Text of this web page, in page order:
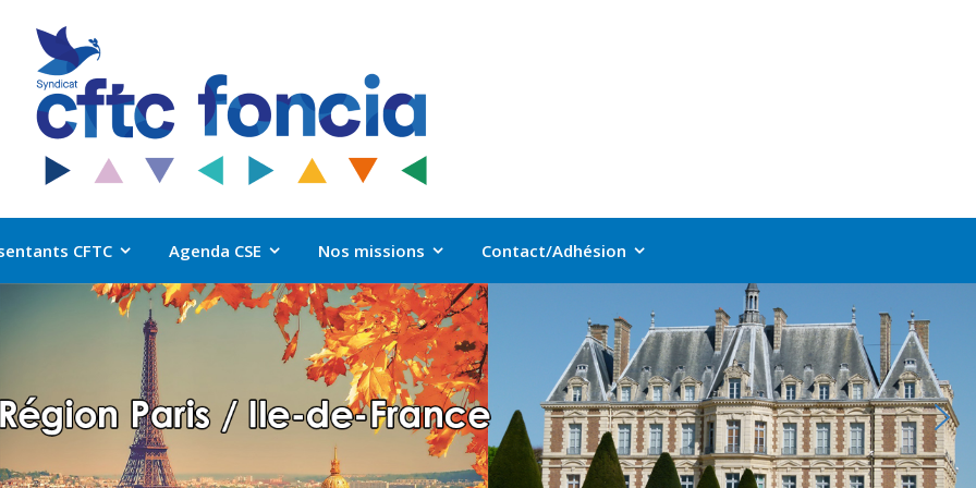
CFTC Agenda CSE Nos missions Contact/Adhésion